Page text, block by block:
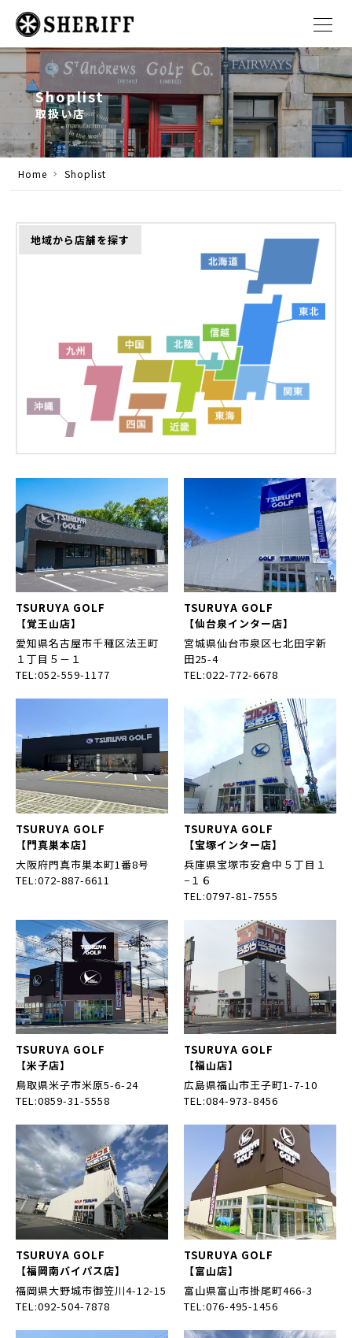
Shoplist
取扱い店
Home Shoplist
地域から店舗を探す
TSURUYA GOLF
【覚王山店】
愛知県名古屋市千種区法王町
１丁目５－１
TEL:052-559-1177
TSURUYA GOLF
【仙台泉インター店】
宮城県仙台市泉区七北田字新
田25-4
TEL:022-772-6678
TSURUYA GOLF
【門真巣本店】
大阪府門真市巣本町1番8号
TEL:072-887-6611
TSURUYA GOLF
【宝塚インター店】
兵庫県宝塚市安倉中５丁目１
−１６
TEL:0797-81-7555
TSURUYA GOLF
【米子店】
鳥取県米子市米原5-6-24
TEL:0859-31-5558
TSURUYA GOLF
【福山店】
広島県福山市王子町1-7-10
TEL:084-973-8456
TSURUYA GOLF
【福岡南バイパス店】
福岡県大野城市御笠川4-12-15
TEL:092-504-7878
TSURUYA GOLF
【富山店】
富山県富山市掛尾町466-3
TEL:076-495-1456